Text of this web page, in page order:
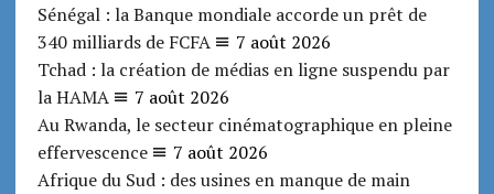
Sénégal : la Banque mondiale accorde un prêt de
340 milliards de FCFA
7 août 2026
Tchad : la création de médias en ligne suspendu par
la HAMA
7 août 2026
Au Rwanda, le secteur cinématographique en pleine
effervescence
7 août 2026
Afrique du Sud : des usines en manque de main